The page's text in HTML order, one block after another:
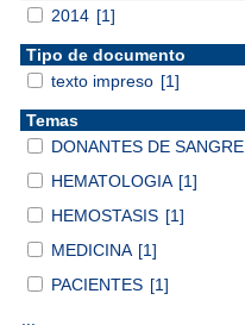
2014 [1]
Tipo de documento
texto impreso [1]
Temas
DONANTES DE SANGRE
HEMATOLOGIA [1]
HEMOSTASIS [1]
MEDICINA [1]
PACIENTES [1]